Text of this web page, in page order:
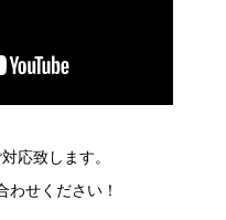
応致します。
わせください！